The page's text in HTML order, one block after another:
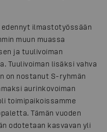
ilmastotyössään
muun muassa
ja tuulivoiman
Tuulivoiman lisäksi vahva
on nostanut S-ryhmän
aurinkovoiman
toimipaikoissamme
Tämän vuoden
odotetaan kasvavan yli